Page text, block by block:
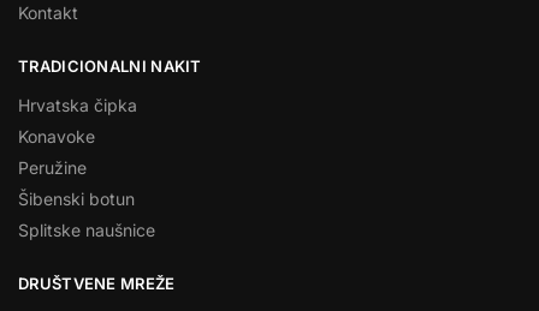
Kontakt
TRADICIONALNI NAKIT
Hrvatska čipka
Konavoke
Peružine
Šibenski botun
Splitske naušnice
DRUŠTVENE MREŽE